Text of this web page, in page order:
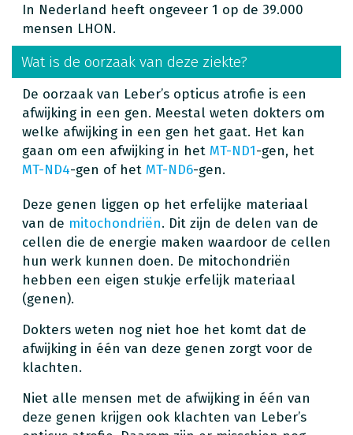
In Nederland heeft ongeveer 1 op de 39.000
mensen LHON.
Wat is de oorzaak van deze ziekte?
De oorzaak van Leber’s opticus atrofie is een
afwijking in een gen. Meestal weten dokters om
welke afwijking in een gen het gaat. Het kan
gaan om een afwijking in het MT-ND1-gen, het
MT-ND4-gen of het MT-ND6-gen.
Deze genen liggen op het erfelijke materiaal
van de mitochondriën. Dit zijn de delen van de
cellen die de energie maken waardoor de cellen
hun werk kunnen doen. De mitochondriën
hebben een eigen stukje erfelijk materiaal
(genen).
Dokters weten nog niet hoe het komt dat de
afwijking in één van deze genen zorgt voor de
klachten.
Niet alle mensen met de afwijking in één van
deze genen krijgen ook klachten van Leber’s